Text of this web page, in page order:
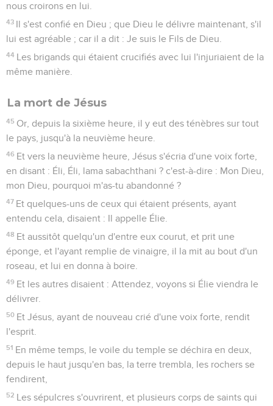
nous croirons en lui.
43 Il s'est confié en Dieu ; que Dieu le délivre maintenant, s'il
lui est agréable ; car il a dit : Je suis le Fils de Dieu.
44 Les brigands qui étaient crucifiés avec lui l'injuriaient de la
même manière.
La mort de Jésus
45 Or, depuis la sixième heure, il y eut des ténèbres sur tout
le pays, jusqu'à la neuvième heure.
46 Et vers la neuvième heure, Jésus s'écria d'une voix forte,
en disant : Éli, Éli, lama sabachthani ? c'est-à-dire : Mon Dieu,
mon Dieu, pourquoi m'as-tu abandonné ?
47 Et quelques-uns de ceux qui étaient présents, ayant
entendu cela, disaient : Il appelle Élie.
48 Et aussitôt quelqu'un d'entre eux courut, et prit une
éponge, et l'ayant remplie de vinaigre, il la mit au bout d'un
roseau, et lui en donna à boire.
49 Et les autres disaient : Attendez, voyons si Élie viendra le
délivrer.
50 Et Jésus, ayant de nouveau crié d'une voix forte, rendit
l'esprit.
51 En même temps, le voile du temple se déchira en deux,
depuis le haut jusqu'en bas, la terre trembla, les rochers se
fendirent,
52 Les sépulcres s'ouvrirent, et plusieurs corps de saints qui